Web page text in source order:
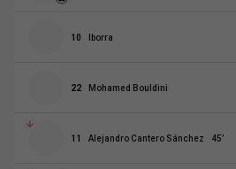
10 Iborra
22 Mohamed Bouldini
11 Alejandro Cantero Sánchez 45’